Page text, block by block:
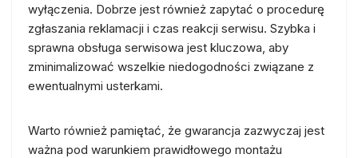
wyłączenia. Dobrze jest również zapytać o procedurę
zgłaszania reklamacji i czas reakcji serwisu. Szybka i
sprawna obsługa serwisowa jest kluczowa, aby
zminimalizować wszelkie niedogodności związane z
ewentualnymi usterkami.
Warto również pamiętać, że gwarancja zazwyczaj jest
ważna pod warunkiem prawidłowego montażu